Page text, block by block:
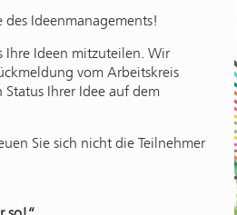
Ideenmanagements!
Ihre Ideen mitzuteilen. Wir
vom Arbeitskreis
Ihrer Idee auf dem
Sie sich nicht die Teilnehmer